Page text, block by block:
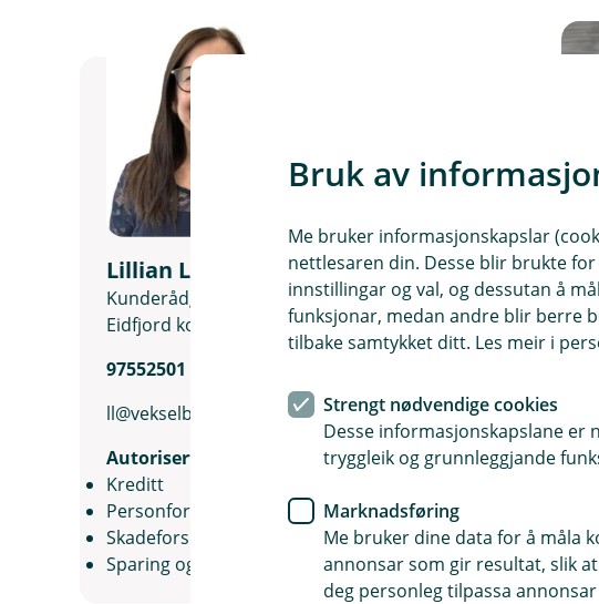
Lillian Lægreid
Kunderådgjevar Privatmarknad ved
Eidfjord kontoret
97552501
ll@vekselbanken.no
Autorisert rådgiver
Kreditt
Personforsikring
Skadeforsikring
Sparing og investering
Bruk av
Me bruker informasjonskapslar
nettlesaren din. Desse blir brukte
innstillingar og val, og dessutan å
funksjonar, medan andre blir berre
tilbake samtykket ditt. Les meir i
Strengt nødvendige cookies
Desse informasjonskapslane er
tryggleik og grunnleggjande
Marknadsføring
Me bruker dine data for å måla
annonsar som gir resultat, slik
deg personleg tilpassa